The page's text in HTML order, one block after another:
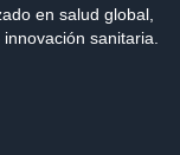
en salud global,
sanitaria.